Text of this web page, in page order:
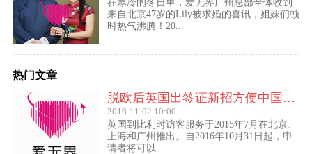
在寒冷的冬日里，爱无界广州总部全体收到
来自北京47岁的Lily被求婚的喜讯，姐妹们顿
时热气沸腾！20...
热门文章
脱欧后英国出签证新招方便中国访客进入欧盟
2016-11-02 10:00
英国到比利时访客服务于2015年7月在北京、
上海和广州推出。自2016年10月31日起，申
请者将可以...